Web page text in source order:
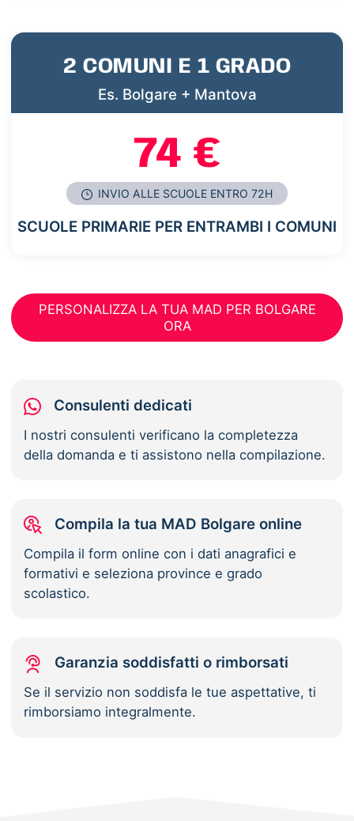
2 COMUNI E 1 GRADO
Es. Bolgare + Mantova
74 €
INVIO ALLE SCUOLE ENTRO 72H
SCUOLE PRIMARIE PER ENTRAMBI I COMUNI
PERSONALIZZA LA TUA MAD PER BOLGARE
ORA
Consulenti dedicati
I nostri consulenti verificano la completezza
della domanda e ti assistono nella compilazione.
Compila la tua MAD Bolgare online
Compila il form online con i dati anagrafici e
formativi e seleziona province e grado
scolastico.
Garanzia soddisfatti o rimborsati
Se il servizio non soddisfa le tue aspettative, ti
rimborsiamo integralmente.